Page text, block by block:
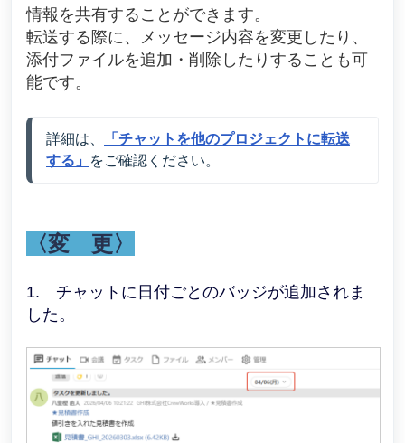
情報を共有することができます。
転送する際に、メッセージ内容を変更したり、
添付ファイルを追加・削除したりすることも可
能です。
詳細は、
「チャットを他のプロジェクトに転送
する」 をご確認ください。
〈変 更〉
1. チャットに日付ごとのバッジが追加されま
した。